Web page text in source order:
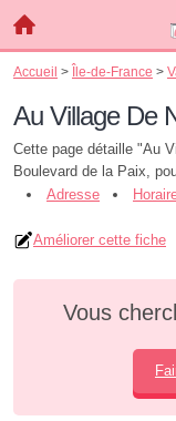
Accueil > Île-de-France >
Au Village De
Cette page détaille "Au
Boulevard de la Paix,
Adresse
Améliorer cette fiche
Vous